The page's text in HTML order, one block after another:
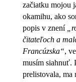
začiatku mojou
okamihu, ako
popis v znení
čitateľoch a
Francúzska“,
musím siahnuť.
prelistovala, ma